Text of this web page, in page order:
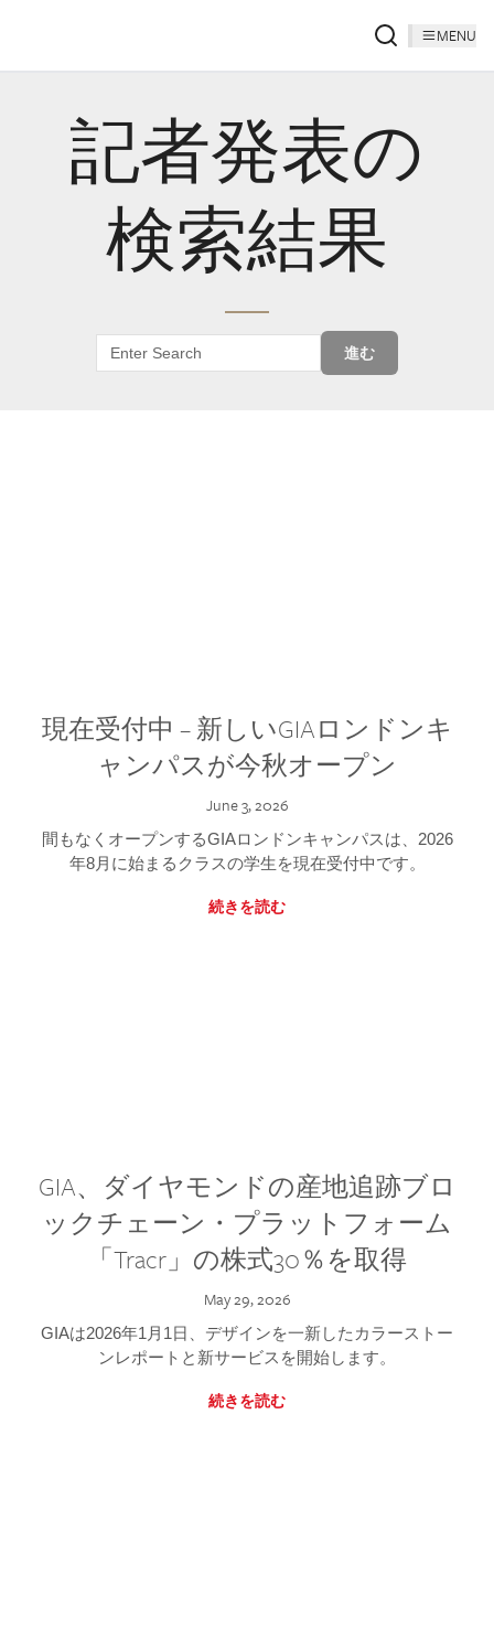
MENU
記者発表の
検索結果
進む
現在受付中 – 新しいGIAロンドンキ
ャンパスが今秋オープン
June 3, 2026
間もなくオープンするGIAロンドンキャンパスは、2026
年8月に始まるクラスの学生を現在受付中です。
続きを読む
GIA、ダイヤモンドの産地追跡ブロ
ックチェーン・プラットフォーム
「Tracr」の株式30％を取得
May 29, 2026
GIAは2026年1月1日、デザインを一新したカラーストー
ンレポートと新サービスを開始します。
続きを読む